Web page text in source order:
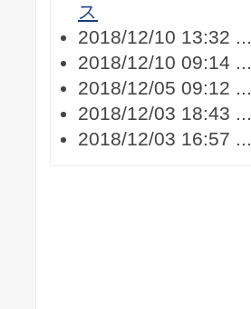
ス
2018/12/10 13:32 ...
2018/12/10 09:14 ...
2018/12/05 09:12 ...
2018/12/03 18:43 ...
2018/12/03 16:57 ...